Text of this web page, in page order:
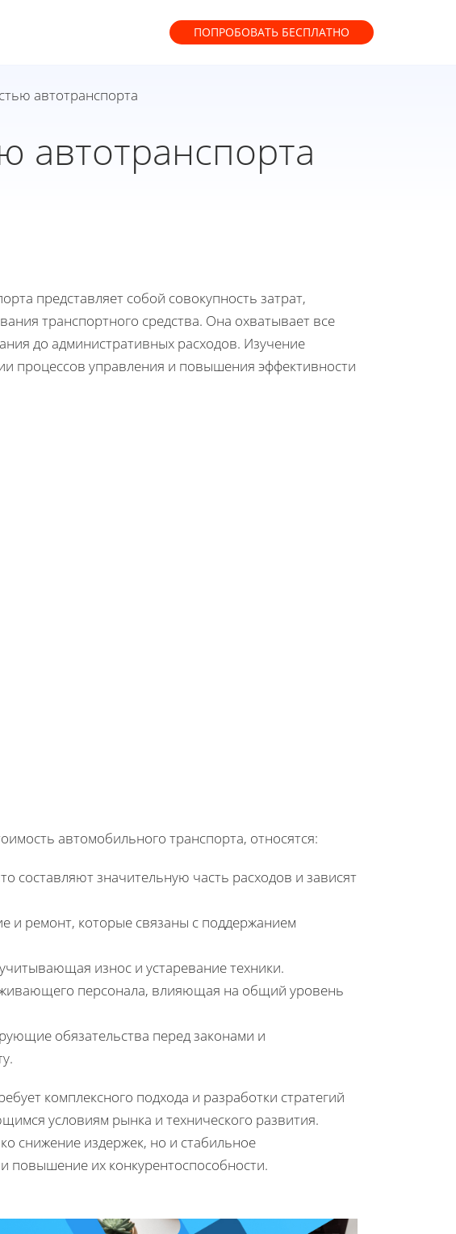
ПОПРОБОВАТЬ БЕСПЛАТНО
автотранспорта
автотранспорта
представляет собой совокупность затрат,
транспортного средства. Она охватывает все
до административных расходов. Изучение
процессов управления и повышения эффективности
автомобильного транспорта, относятся:
составляют значительную часть расходов и зависят
и ремонт, которые связаны с поддержанием
износ и устаревание техники.
персонала, влияющая на общий уровень
обязательства перед законами и
комплексного подхода и разработки стратегий
условиям рынка и технического развития.
снижение издержек, но и стабильное
повышение их конкурентоспособности.